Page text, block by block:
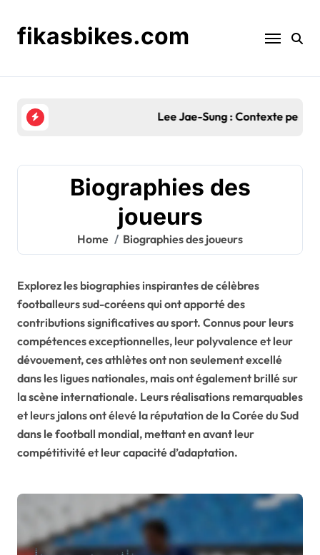
content
fikasbikes.com
Lee Jae-Sung : Contexte personnel, Début de
Biographies des
joueurs
Home Biographies des joueurs
Explorez les biographies inspirantes de célèbres
footballeurs sud-coréens qui ont apporté des
contributions significatives au sport. Connus pour leurs
compétences exceptionnelles, leur polyvalence et leur
dévouement, ces athlètes ont non seulement excellé
dans les ligues nationales, mais ont également brillé sur
la scène internationale. Leurs réalisations remarquables
et leurs jalons ont élevé la réputation de la Corée du Sud
dans le football mondial, mettant en avant leur
compétitivité et leur capacité d’adaptation.